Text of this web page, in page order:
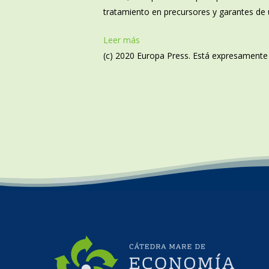
tratamiento en precursores y garantes
Leer más
(c) 2020 Europa Press. Está